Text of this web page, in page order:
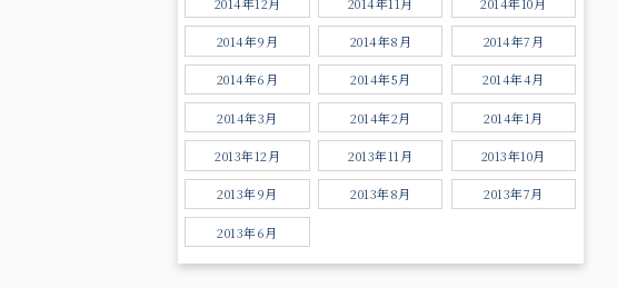
2014年9月 2014年8月 2014年7月
2014年6月 2014年5月 2014年4月
2014年3月 2014年2月 2014年1月
2013年12月 2013年11月 2013年10月
2013年9月 2013年8月 2013年7月
2013年6月